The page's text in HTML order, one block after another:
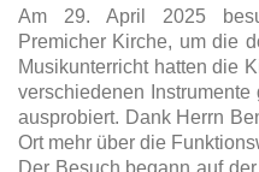
Am 29. April 2025
Premicher Kirche, um die
Musikunterricht hatten die
verschiedenen
ausprobiert. Dank Herrn
Ort mehr über die
Der Besuch begann auf